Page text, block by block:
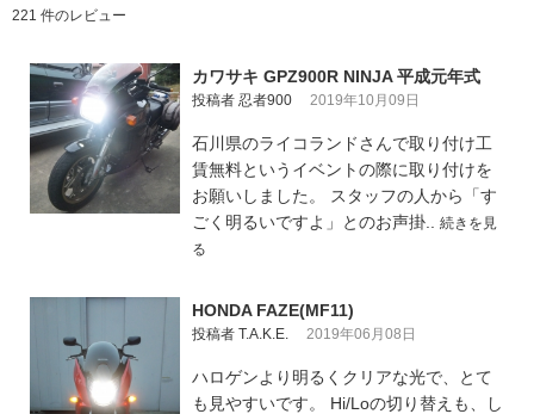
221 件のレビュー
カワサキ GPZ900R NINJA 平成元年式
投稿者 忍者900 2019年10月09日
石川県のライコランドさんで取り付け工
賃無料というイベントの際に取り付けを
お願いしました。 スタッフの人から「す
ごく明るいですよ」とのお声掛.. 続きを見
る
HONDA FAZE(MF11)
投稿者 T.A.K.E. 2019年06月08日
ハロゲンより明るくクリアな光で、とて
も見やすいです。 Hi/Loの切り替えも、し